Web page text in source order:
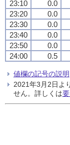
23:10
0.0
23:20
0.0
23:30
0.0
23:40
0.0
23:50
0.0
24:00
0.5
値欄の記号の説明
2021年3月2日よ
せん。詳しくは